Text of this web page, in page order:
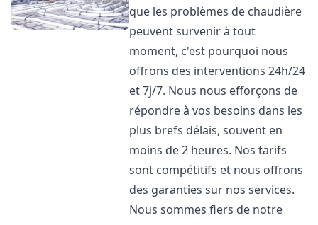
que les problèmes de chaudière
peuvent survenir à tout
moment, c'est pourquoi nous
offrons des interventions 24h/24
et 7j/7. Nous nous efforçons de
répondre à vos besoins dans les
plus brefs délais, souvent en
moins de 2 heures. Nos tarifs
sont compétitifs et nous offrons
des garanties sur nos services.
Nous sommes fiers de notre